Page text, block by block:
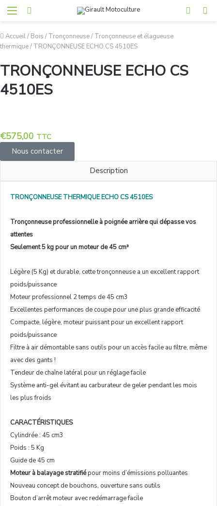
Accueil/ Bois / Tronçonneuse/ Tronçonneuse et élagueuse
thermique/ TRONÇONNEUSE ECHO CS 4510ES
TRONÇONNEUSE ECHO CS
4510ES
€575,00 TTC
Nous contacter
Description
TRONÇONNEUSE THERMIQUE ECHO CS 4510ES
Tronçonneuse professionnelle à poignée arrière qui dépasse vos
attentes
Seulement 5 kg pour un moteur de 45 cm³
Légère (5 Kg) et durable, cette tronçonneuse a un excellent rapport
poids/puissance
Moteur professionnel 2 temps de 45 cm3
Excellentes performances de coupe pour une plus grande efficacité
Compacte, légère, moteur puissant pour un excellent rapport
poids/puissance
Filtre à air démontable sans outils pour un accès facile au filtre, même
avec des gants !
Tendeur de chaîne latéral pour un réglage facile
Système anti-gel évitant au carburateur de geler pendant les mois
les plus froids
CARACTÉRISTIQUES
Cylindrée : 45 cm3
Poids : 5 Kg
Guide de 45 cm
Moteur à balayage stratifiépour moins d’émissions polluantes
Nouveau concept de bouchons, ouverture sans outils
Bouton d’arrêt moteur avec redémarrage facile